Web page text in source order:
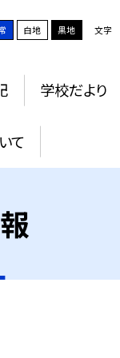
白地 黒地 文字
学校だより
て